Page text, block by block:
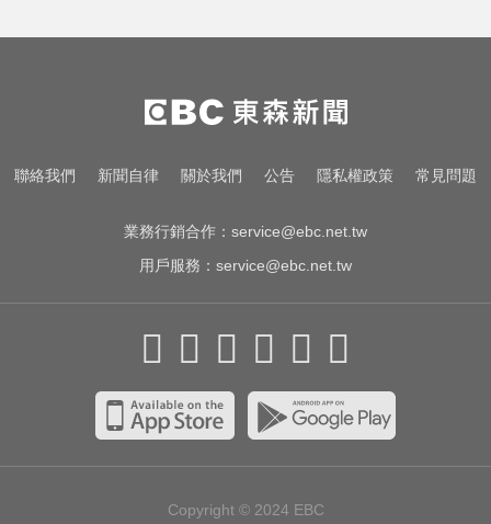
明海警 未來一週降雨熱區曝
白海豚逼近放颱風假？蔣萬安說話
高雄夜班保全滑撞護欄 車停路邊
聯絡我們 新聞自律 關於我們 公告 隱私權政策 常見問題
業務行銷合作： service@ebc.net.tw
用戶服務： service@ebc.net.tw
Copyright © 2024 EBC